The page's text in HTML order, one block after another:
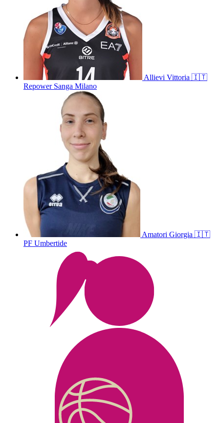
Allievi Vittoria 🇮🇹
Repower Sanga Milano
Amatori Giorgia 🇮🇹
PF Umbertide